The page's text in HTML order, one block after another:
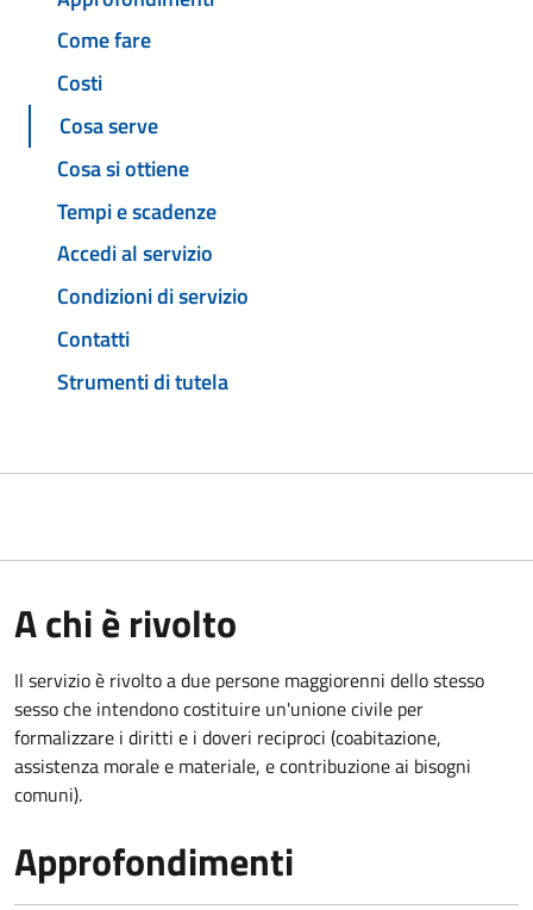
Come fare
Costi
Cosa serve
Cosa si ottiene
Tempi e scadenze
Accedi al servizio
Condizioni di servizio
Contatti
Strumenti di tutela
A chi è rivolto
Il servizio è rivolto a due persone maggiorenni dello stesso
sesso che intendono costituire un'unione civile per
formalizzare i diritti e i doveri reciproci (coabitazione,
assistenza morale e materiale, e contribuzione ai bisogni
comuni).
Approfondimenti